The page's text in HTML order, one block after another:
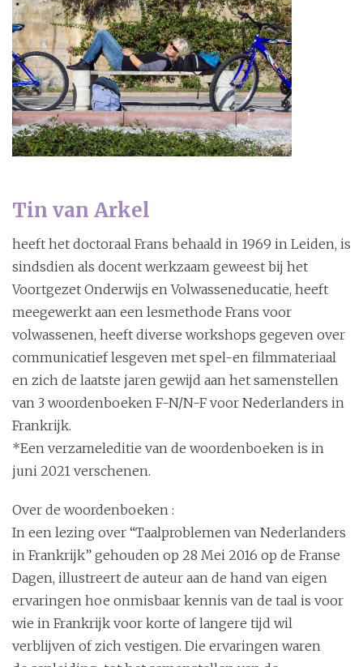
Tin van Arkel
heeft het doctoraal Frans behaald in 1969 in Leiden, is
sindsdien als docent werkzaam geweest bij het
Voortgezet Onderwijs en Volwasseneducatie, heeft
meegewerkt aan een lesmethode Frans voor
volwassenen, heeft diverse workshops gegeven over
communicatief lesgeven met spel-en filmmateriaal
en zich de laatste jaren gewijd aan het samenstellen
van 3 woordenboeken F-N/N-F voor Nederlanders in
Frankrijk.
*Een verzameleditie van de woordenboeken is in
juni 2021 verschenen.
Over de woordenboeken :
In een lezing over “Taalproblemen van Nederlanders
in Frankrijk” gehouden op 28 Mei 2016 op de Franse
Dagen, illustreert de auteur aan de hand van eigen
ervaringen hoe onmisbaar kennis van de taal is voor
wie in Frankrijk voor korte of langere tijd wil
verblijven of zich vestigen. Die ervaringen waren